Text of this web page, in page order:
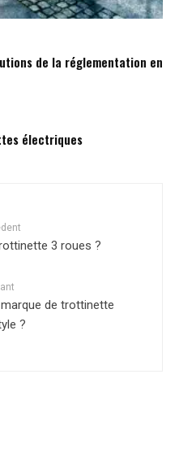
de la réglementation en
électriques
3 roues ?
de trottinette
?